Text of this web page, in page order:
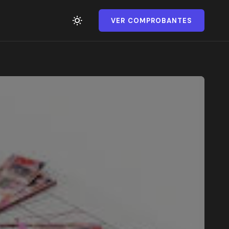
VER COMPROBANTES